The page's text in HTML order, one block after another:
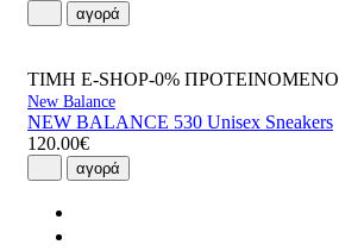
αγορά
ΤΙΜΗ E-SHOP-0% ΠΡΟΤΕΙΝΟΜΕΝΟ
New Balance
NEW BALANCE 530 Unisex Sneakers
120.00€
αγορά